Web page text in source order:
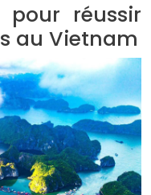
pour réussir
au Vietnam